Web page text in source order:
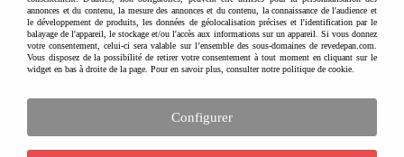
progressivement les enfants, de leur faire découvrir ce monde qui regorge de
magnifiques surprises et de leur créer une superbe déco. Inspirez-vous avec
les produits dessinés par nos marques coup de coeur, vous allez craquer !
annonces et du contenu, la mesure des annonces et du contenu, la connaissance de l'audience et
le développement de produits, les données de géolocalisation précises et l'identification par le
balayage de l'appareil, le stockage et/ou l'accès aux informations sur un appareil. Si vous donnez
votre consentement, celui-ci sera valable sur l’ensemble des sous-domaines de revedepan.com.
Vous disposez de la possibilité de retirer votre consentement à tout moment en cliquant sur le
widget en bas à droite de la page. Pour en savoir plus, consulter notre politique de cookie.
Configurer